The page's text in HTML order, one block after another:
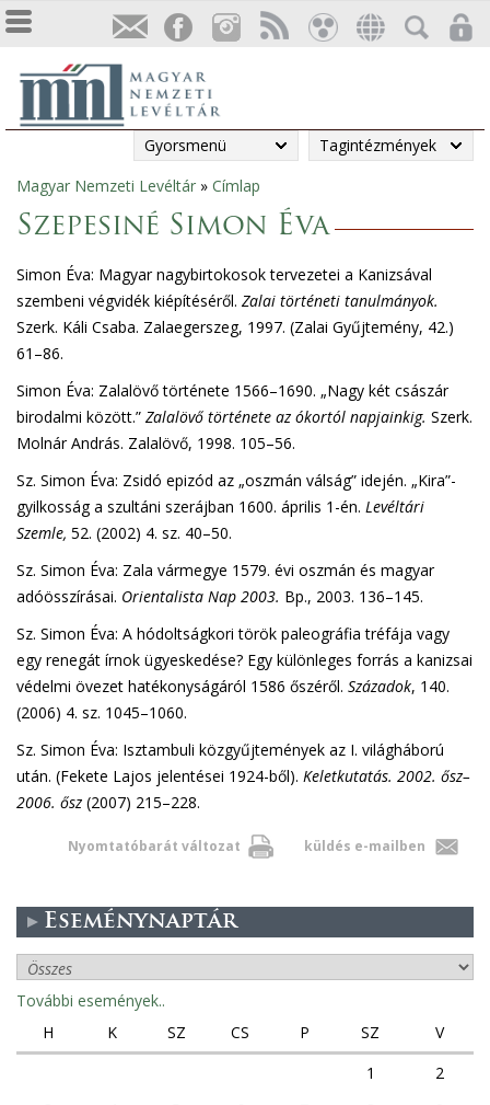
Gyorsmenü Tagintézmények
Jelenlegi
hely
Magyar Nemzeti Levéltár » Címlap
Szepesiné Simon Éva
Simon Éva: Magyar nagybirtokosok tervezetei a Kanizsával
szembeni végvidék kiépítéséről. Zalai történeti tanulmányok.
Szerk. Káli Csaba. Zalaegerszeg, 1997. (Zalai Gyűjtemény, 42.)
61–86.
Simon Éva: Zalalövő története 1566–1690. „Nagy két császár
birodalmi között.” Zalalövő története az ókortól napjainkig. Szerk.
Molnár András. Zalalövő, 1998. 105–56.
Sz. Simon Éva: Zsidó epizód az „oszmán válság” idején. „Kira”-
gyilkosság a szultáni szerájban 1600. április 1-én. Levéltári
Szemle, 52. (2002) 4. sz. 40–50.
Sz. Simon Éva: Zala vármegye 1579. évi oszmán és magyar
adóösszírásai. Orientalista Nap 2003. Bp., 2003. 136–145.
Sz. Simon Éva: A hódoltságkori török paleográfia tréfája vagy
egy renegát írnok ügyeskedése? Egy különleges forrás a kanizsai
védelmi övezet hatékonyságáról 1586 őszéről. Századok, 140.
(2006) 4. sz. 1045–1060.
Sz. Simon Éva: Isztambuli közgyűjtemények az I. világháború
után. (Fekete Lajos jelentései 1924-ből). Keletkutatás. 2002. ősz–
2006. ősz (2007) 215–228.
Nyomtatóbarát változat küldés e-mailben
Eseménynaptár
További események..
H
K SZ CS P SZ
V
1
2